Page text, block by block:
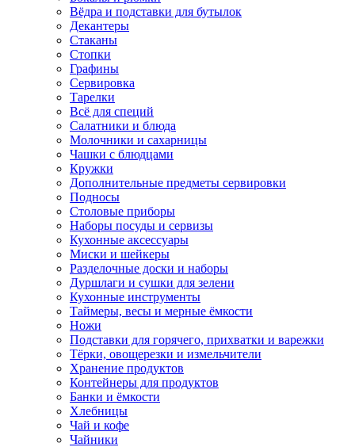
Вёдра и подставки для бутылок
Декантеры
Стаканы
Стопки
Графины
Сервировка
Тарелки
Всё для специй
Салатники и блюда
Молочники и сахарницы
Чашки с блюдцами
Кружки
Дополнительные предметы сервировки
Подносы
Столовые приборы
Наборы посуды и сервизы
Кухонные аксессуары
Миски и шейкеры
Разделочные доски и наборы
Дуршлаги и сушки для зелени
Кухонные инструменты
Таймеры, весы и мерные ёмкости
Ножи
Подставки для горячего, прихватки и варежки
Тёрки, овощерезки и измельчители
Хранение продуктов
Контейнеры для продуктов
Банки и ёмкости
Хлебницы
Чай и кофе
Чайники